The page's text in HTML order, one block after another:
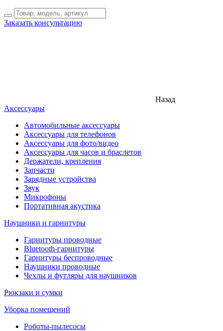
Заказать консультацию
Назад
Аксессуары
Автомобильные аксессуары
Аксессуары для телефонов
Аксессуары для фото/видео
Аксессуары для часов и браслетов
Держатели, крепления
Запчасти
Зарядные устройства
Звук
Микрофоны
Портативная акустика
Наушники и гарнитуры
Гарнитуры проводные
Bluetooth-гарнитуры
Гарнитуры беспроводные
Наушники проводные
Чехлы и футляры для наушников
Рюкзаки и сумки
Уборка помещений
Роботы-пылесосы